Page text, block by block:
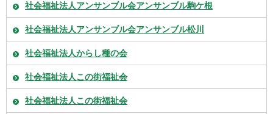
社会福祉法人アンサンブル会アンサンブル駒ケ根
社会福祉法人アンサンブル会アンサンブル松川
社会福祉法人からし種の会
社会福祉法人この街福祉会
社会福祉法人この街福祉会